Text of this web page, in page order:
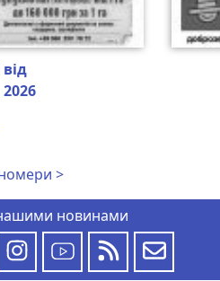
>
нашими новинами